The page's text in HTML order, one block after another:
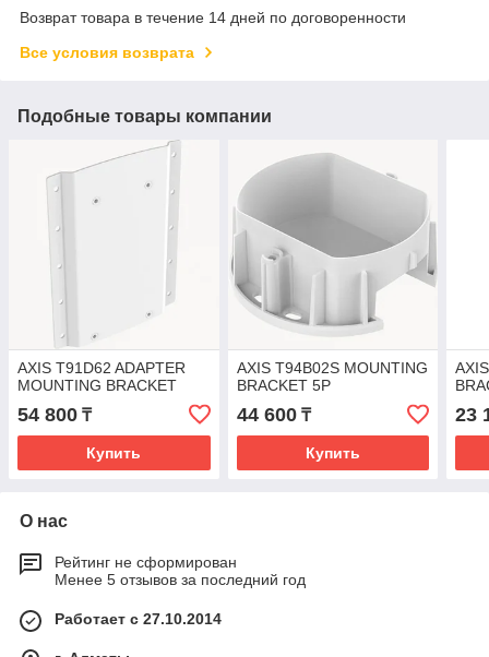
Возврат товара в течение 14 дней по договоренности
Все условия возврата
Подобные товары компании
AXIS T91D62 ADAPTER
MOUNTING BRACKET
54 800 ₸
Купить
AXIS T94B02S MOUNTING
BRACKET 5P
44 600₸
Купить
23
О нас
Рейтинг не сформирован
Менее 5 отзывов за последний год
Работает с 27.10.2014